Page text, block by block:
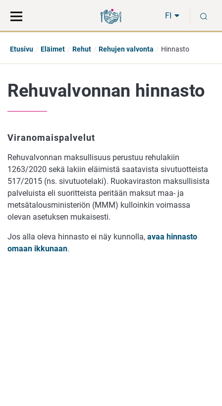
suoraan
sisältöön
koko
sivuston
FI
Etusivu Eläimet Rehut Rehujen valvonta Hinnasto
Rehuvalvonnan hinnasto
Viranomaispalvelut
Rehuvalvonnan maksullisuus perustuu rehulakiin
1263/2020 sekä lakiin eläimistä saatavista sivutuotteista
517/2015 (ns. sivutuotelaki). Ruokaviraston maksullisista
palveluista eli suoritteista peritään maksut maa- ja
metsätalousministeriön (MMM) kulloinkin voimassa
olevan asetuksen mukaisesti.
Jos alla oleva hinnasto ei näy kunnolla, avaa hinnasto
omaan ikkunaan.